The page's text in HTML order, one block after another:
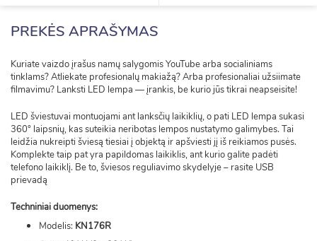
PREKĖS APRAŠYMAS
Kuriate vaizdo įrašus namų salygomis YouTube arba socialiniams
tinklams? Atliekate profesionalų makiažą? Arba profesionaliai užsiimate
filmavimu? Lanksti LED lempa — įrankis, be kurio jūs tikrai neapseisite!
LED šviestuvai montuojami ant lanksčių laikiklių, o pati LED lempa sukasi
360° laipsnių, kas suteikia neribotas lempos nustatymo galimybes. Tai
leidžia nukreipti šviesą tiesiai į objektą ir apšviesti jį iš reikiamos pusės.
Komplekte taip pat yra papildomas laikiklis, ant kurio galite padėti
telefono laikiklį. Be to, šviesos reguliavimo skydelyje – rasite USB
prievadą
Techniniai duomenys:
Modelis: KN176R